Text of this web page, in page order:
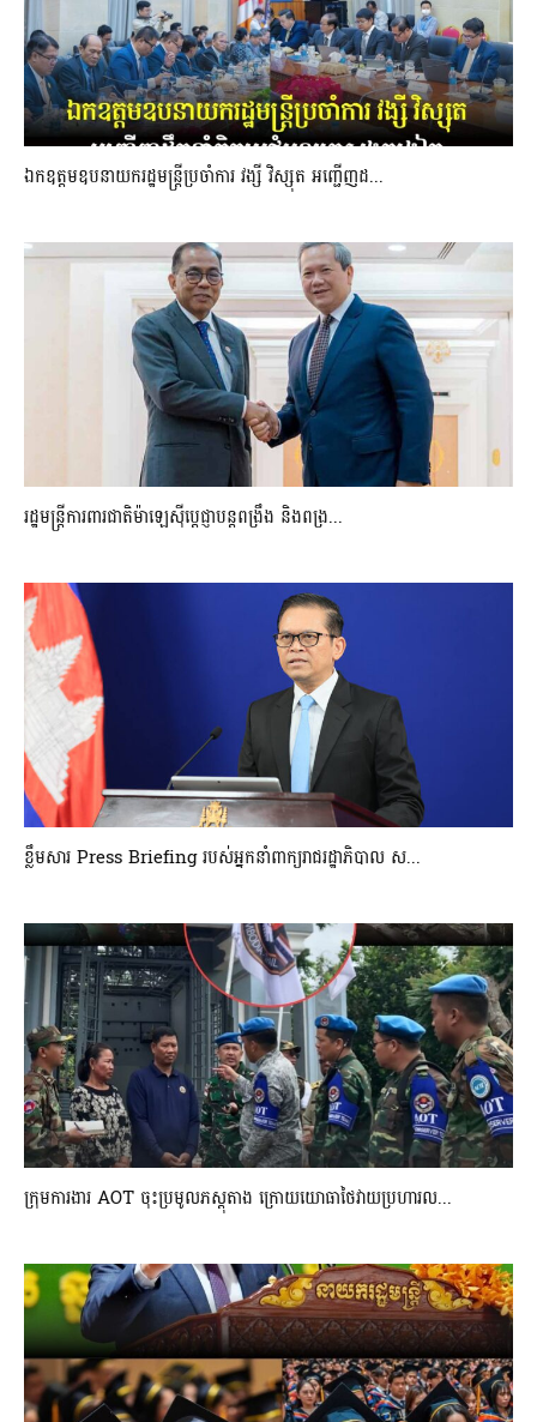
ឯកឧត្តមឧបនាយករដ្ឋមន្រ្តីប្រចាំការ វង្សី វិស្សុត អញ្ជើញដ...
រដ្ឋមន្ត្រីការពារជាតិម៉ាឡេស៊ីប្ដេជ្ញាបន្តពង្រឹង និងពង្រ...
ខ្លឹមសារ Press Briefing របស់អ្នកនាំពាក្យរាជរដ្ឋាភិបាល ស...
ក្រុមការងារ AOT ចុះប្រមូលភស្តុតាង ក្រោយយោធាថៃវាយប្រហារល...